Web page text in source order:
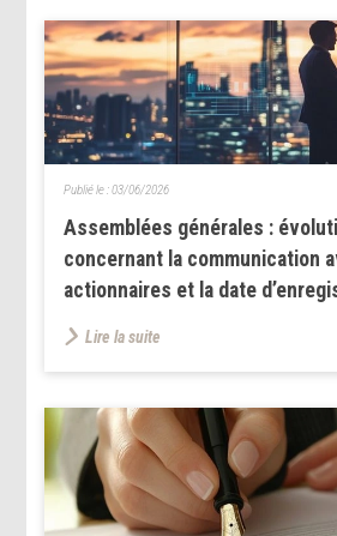
Assemblées générales :
concernant la communication
actionnaires et la date
Publié le :03/06/2026
Lire la suite